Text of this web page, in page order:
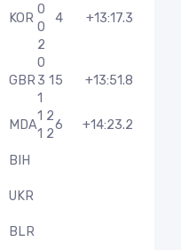
KOR
0
0
2
4 +13:17.3
GBR
0
3 1
1
5 +13:51.8
MDA
1 2
1 2
6 +14:23.2
BIH
UKR
BLR